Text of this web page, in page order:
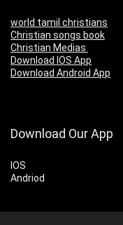
world tamil christians
Christian songs book
Christian Medias
Download IOS App
Download Android App
Download Our App
IOS
Andriod